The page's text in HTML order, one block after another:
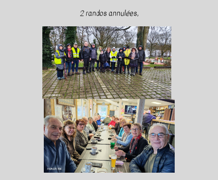
2 randos annulées,